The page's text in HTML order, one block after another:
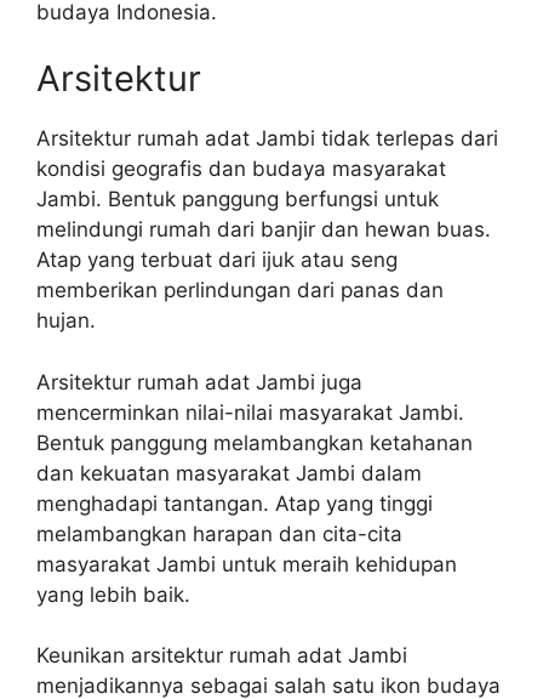
budaya Indonesia.
Arsitektur
Arsitektur rumah adat Jambi tidak terlepas dari
kondisi geografis dan budaya masyarakat
Jambi. Bentuk panggung berfungsi untuk
melindungi rumah dari banjir dan hewan buas.
Atap yang terbuat dari ijuk atau seng
memberikan perlindungan dari panas dan
hujan.
Arsitektur rumah adat Jambi juga
mencerminkan nilai-nilai masyarakat Jambi.
Bentuk panggung melambangkan ketahanan
dan kekuatan masyarakat Jambi dalam
menghadapi tantangan. Atap yang tinggi
melambangkan harapan dan cita-cita
masyarakat Jambi untuk meraih kehidupan
yang lebih baik.
Keunikan arsitektur rumah adat Jambi
menjadikannya sebagai salah satu ikon budaya